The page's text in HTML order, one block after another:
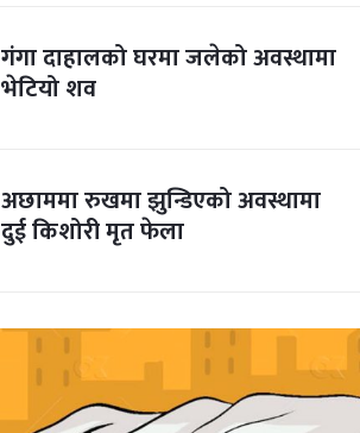
गंगा दाहालको घरमा जलेको अवस्थामा
भेटियो शव
अछाममा रुखमा झुन्डिएको अवस्थामा
दुई किशोरी मृत फेला